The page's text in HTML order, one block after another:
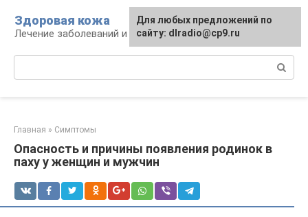
контенту
Здоровая кожа
Лечение заболеваний и уход за кожей
Главная » Симптомы
Опасность и причины появления родинок в
паху у женщин и мужчин
Для любых предложений по
сайту: dlradio@cp9.ru